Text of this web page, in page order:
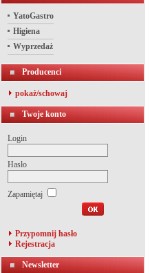
YatoGastro
Higiena
Wyprzedaż
Producenci
pokaż/schowaj
Twoje konto
Login
Hasło
Zapamiętaj
Przypomnij hasło
Rejestracja
Newsletter